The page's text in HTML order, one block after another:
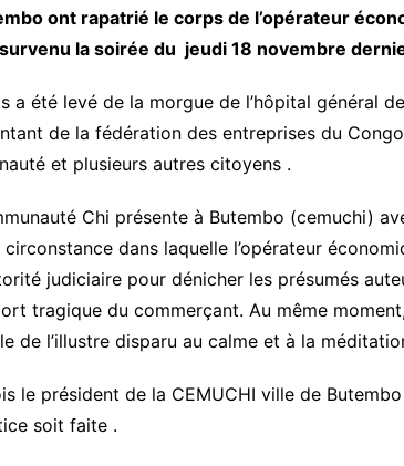
ont rapatrié le corps de l’opérateur
la soirée du jeudi 18 novembre
a été levé de la morgue de l’hôpital général
de la fédération des entreprises du
et plusieurs autres citoyens .
Chi présente à Butembo (cemuchi)
dans laquelle l’opérateur
judiciaire pour dénicher les présumés
tragique du commerçant. Au même
de l’illustre disparu au calme et à la
le président de la CEMUCHI ville de
soit faite .